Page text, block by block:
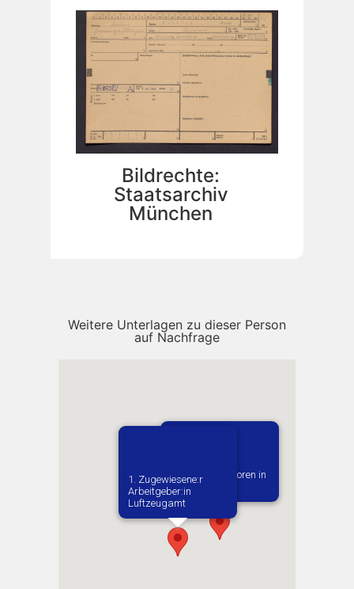
Bildrechte:
Staatsarchiv
München
Weitere Unterlagen zu dieser Person
auf Nachfrage
Vermutlich geboren in
Letovice
1. Zugewiesene:r
Arbeitgeber:in​
Luftzeugamt